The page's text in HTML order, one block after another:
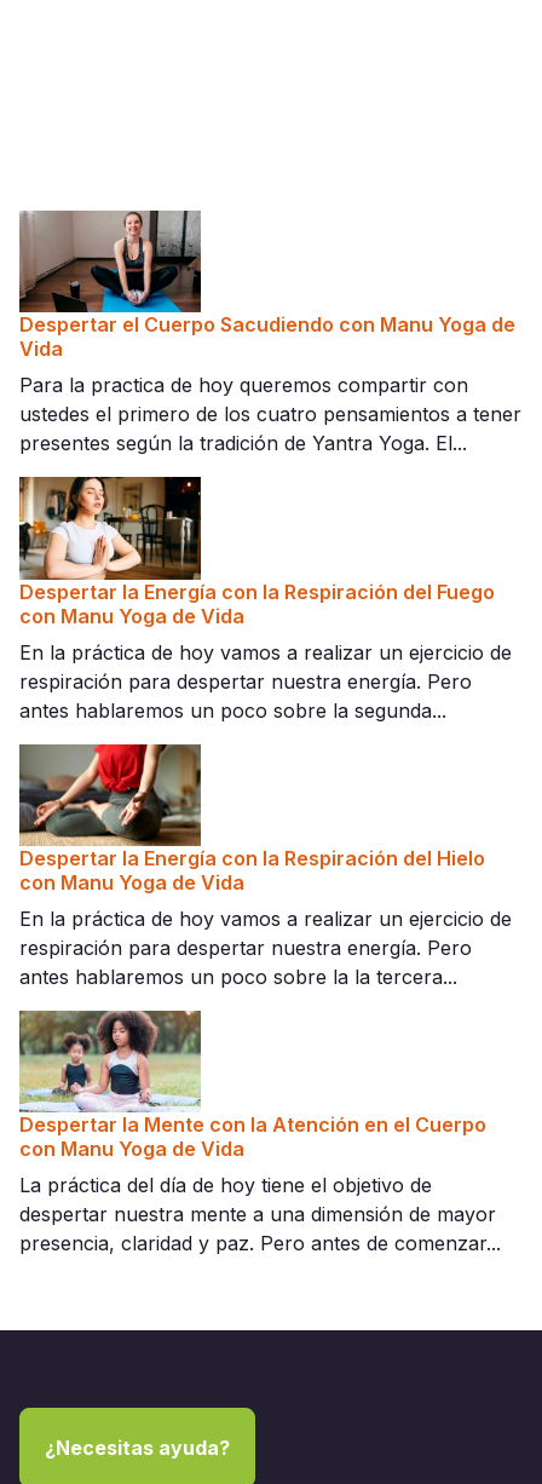
Despertar el Cuerpo Sacudiendo con Manu Yoga de
Vida
Para la practica de hoy queremos compartir con
ustedes el primero de los cuatro pensamientos a tener
presentes según la tradición de Yantra Yoga. El...
Despertar la Energía con la Respiración del Fuego
con Manu Yoga de Vida
En la práctica de hoy vamos a realizar un ejercicio de
respiración para despertar nuestra energía. Pero
antes hablaremos un poco sobre la segunda...
Despertar la Energía con la Respiración del Hielo
con Manu Yoga de Vida
En la práctica de hoy vamos a realizar un ejercicio de
respiración para despertar nuestra energía. Pero
antes hablaremos un poco sobre la la tercera...
Despertar la Mente con la Atención en el Cuerpo
con Manu Yoga de Vida
La práctica del día de hoy tiene el objetivo de
despertar nuestra mente a una dimensión de mayor
presencia, claridad y paz. Pero antes de comenzar...
¿Necesitas ayuda?